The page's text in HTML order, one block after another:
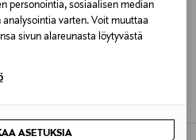
personointia, sosiaalisen median
varten. Voit muuttaa
sivun alareunasta löytyvästä
ASETUKSIA
pois pesukoneesta
jälkeen